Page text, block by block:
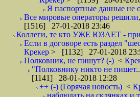
Я паспортные данные не
Все мировые операторы
[1516] 27-01-2018 23:46
Коллеги, те кто УЖЕ ЮЗАЕТ -
Если в договоре есть раздел
Крекер > [1132] 27-01-2018
Полковник, не пишут? (-) <
"Полковнику никто не
[1141] 28-01-2018 12:28
++ (-) (Горячая новость) <
наблюдать на склянках и